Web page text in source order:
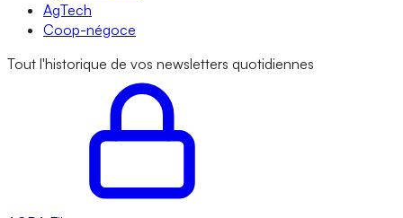
AgTech
Coop-négoce
Tout l'historique de vos newsletters quotidiennes